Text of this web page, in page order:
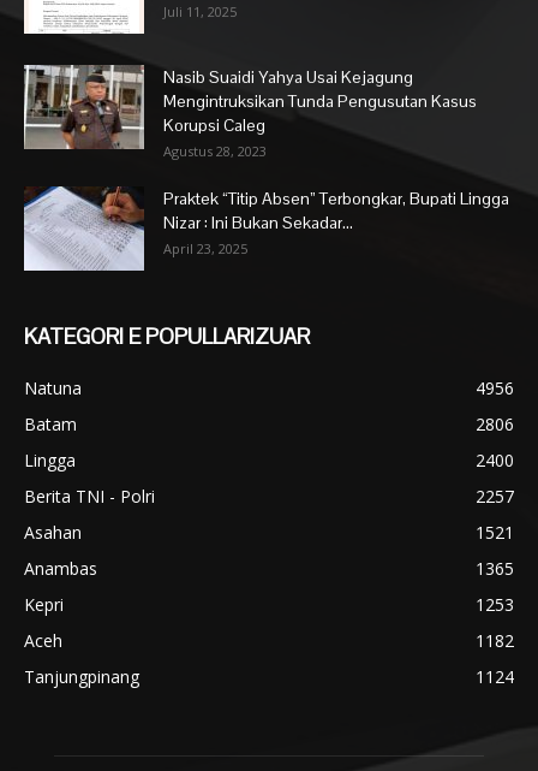
Juli 11, 2025
Nasib Suaidi Yahya Usai Kejagung
Mengintruksikan Tunda Pengusutan Kasus
Korupsi Caleg
Agustus 28, 2023
Praktek “Titip Absen” Terbongkar, Bupati Lingga
Nizar : Ini Bukan Sekadar...
April 23, 2025
KATEGORI E POPULLARIZUAR
Natuna
4956
Batam
2806
Lingga
2400
Berita TNI - Polri
2257
Asahan
1521
Anambas
1365
Kepri
1253
Aceh
1182
Tanjungpinang
1124